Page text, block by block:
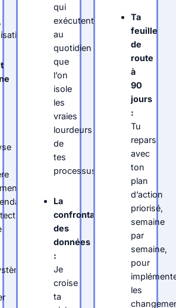
qui
exécutent
au
quotidien
que
l’on
isole
les
vraies
lourdeurs
de
tes
processus.
La
confrontation
des
données
:
Je
croise
ta
Ta
feuille
de
route
à
90
jours
:
Tu
repars
avec
ton
plan
d’action
priorisé,
semaine
par
semaine,
pour
les